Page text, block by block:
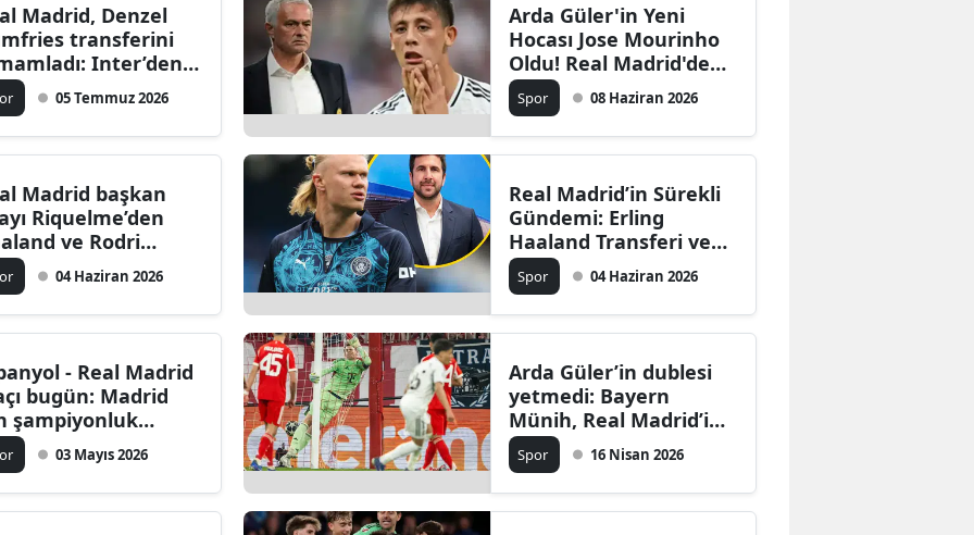
Madrid, Denzel
transferini
Inter’den 4
imza05 Temmuz 2026
Arda Güler'in Yeni
Hocası Jose Mourinho
Oldu! Real Madrid'de
Tarihi Dönüş Resmen
Duyuruldu
Spor 08 Haziran 2026
Madrid başkan
Riquelme’den
ve Rodri
“Seçilirsem ikisi
04 Haziran 2026
Real Madrid’in Sürekli
Gündemi: Erling
Haaland Transferi ve
Enrique Riquelme’nin O
“Cesur” Vaatleri
Spor 04 Haziran 2026
- Real Madrid
bugün: Madrid
şampiyonluk
son çıkış
03 Mayıs 2026
Arda Güler’in dublesi
yetmedi: Bayern
Münih, Real Madrid’i
Şampiyonlar Ligi
dışında bıraktı
Spor 16 Nisan 2026